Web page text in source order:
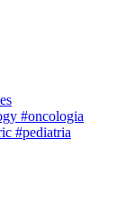
#oncologia
#pediatria